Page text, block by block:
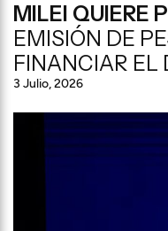
MILEI QUIERE
EMISIÓN DE
FINANCIAR EL
3 Julio, 2026